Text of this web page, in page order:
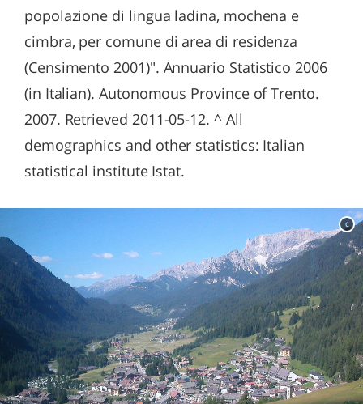
popolazione di lingua ladina, mochena e
cimbra, per comune di area di residenza
(Censimento 2001)". Annuario Statistico 2006
(in Italian). Autonomous Province of Trento.
2007. Retrieved 2011-05-12. ^ All
demographics and other statistics: Italian
statistical institute Istat.
c